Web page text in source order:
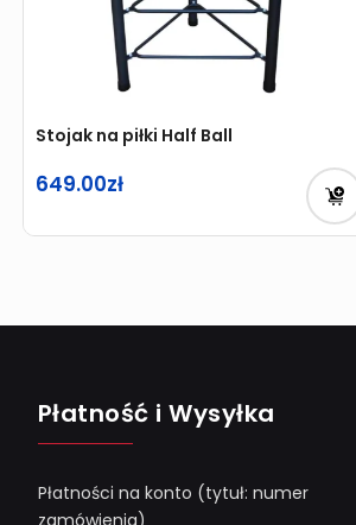
Stojak na piłki Half Ball
649.00
Płatność i Wysyłka
Płatności na konto (tytuł: numer
zamówienia)